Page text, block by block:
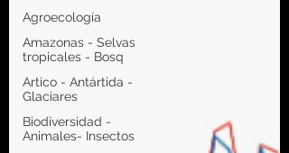
Agroecología
Amazonas - Selvas
tropicales - Bosq
Artico - Antártida -
Glaciares
Biodiversidad -
Animales- Insectos